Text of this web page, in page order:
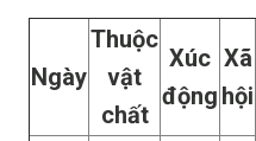
Ngày
Thuộc
vật
chất
Xúc
động
Xã
hội